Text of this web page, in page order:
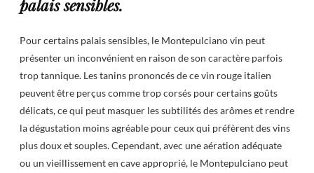
palais sensibles.
Pour certains palais sensibles, le Montepulciano vin peut
présenter un inconvénient en raison de son caractère parfois
trop tannique. Les tanins prononcés de ce vin rouge italien
peuvent être perçus comme trop corsés pour certains goûts
délicats, ce qui peut masquer les subtilités des arômes et rendre
la dégustation moins agréable pour ceux qui préfèrent des vins
plus doux et souples. Cependant, avec une aération adéquate
ou un vieillissement en cave approprié, le Montepulciano peut